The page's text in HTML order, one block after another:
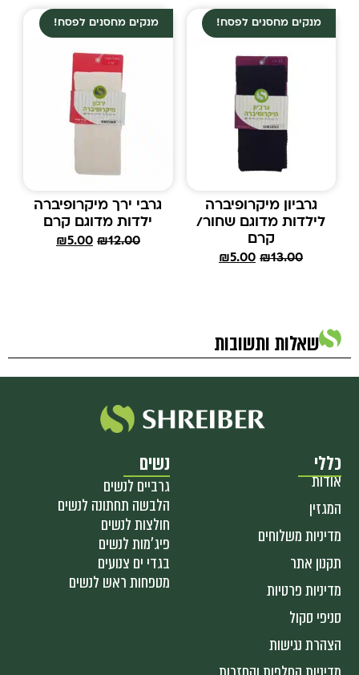
מנקים מחסנים לפסח!
גרביון מיקרופיברה
לילדות מדוגם שחור/
קרם
₪13.00
₪5.00
מנקים מחסנים לפסח!
גרבי ירך מיקרופיברה
ילדות מדוגם קרם
₪12.00
₪5.00
שאלות ותשובות
כללי
אודות
המגזין
מדיניות משלוחים
תקנון אתר
מדיניות פרטיות
סניפי סקול
הצהרת נגישות
נשים
גרביים לנשים
הלבשה תחתונה לנשים
חולצות לנשים
פיג'מות לנשים
בגדי ים צנועים
מטפחות ראש לנשים